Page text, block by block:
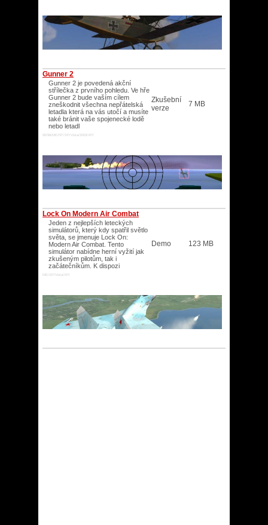
Gunner 2
Gunner 2 je povedená akční
střílečka z prvního pohledu. Ve hře
Gunner 2 bude vaším cílem
zneškodnit všechna nepřátelská
letadla která na vás utočí a musíte
také bránit vaše spojenecké lodě
nebo letadl
95/98/ME/NT/XP/Vista/2003/XP/
Zkušební
verze
7 MB
Lock On Modern Air Combat
Jeden z nejlepších leteckých
simulátorů, který kdy spatřil světlo
světa, se jmenuje Lock On:
Modern Air Combat. Tento
simulátor nabídne herní vyžití jak
zkušeným pilotům, tak i
začátečníkům. K dispozi
ME/XP/Vista/XP/
Demo 123 MB